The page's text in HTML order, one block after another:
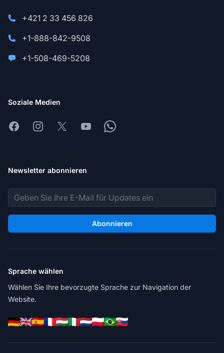
+421 2 33 456 826
+1-888-842-9508
+1-508-469-5208
Soziale Medien
FacebookInstagram
X YoutubeWhatsapp
Newsletter abonnieren
E-Mail-Adresse
Abonnieren
Sprache wählen
Wählen Sie Ihre bevorzugte Sprache zur Navigation der
Website.